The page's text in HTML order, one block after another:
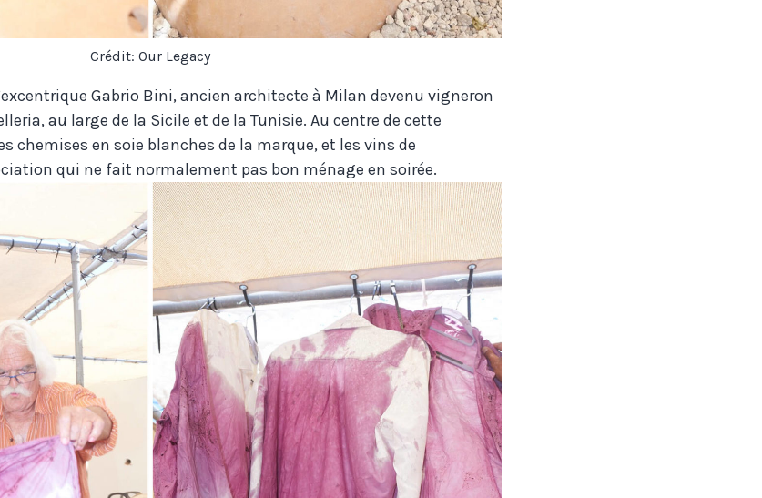
Crédit: Our Legacy
Gabrio Bini, ancien architecte à Milan devenu vigneron
au large de la Sicile et de la Tunisie. Au centre de cette
chemises en soie blanches de la marque, et les vins de
qui ne fait normalement pas bon ménage en soirée.